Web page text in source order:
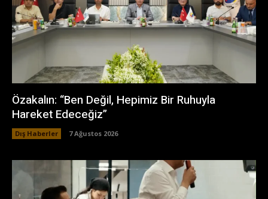
Özakalın: “Ben Değil, Hepimiz Bir Ruhuyla
Hareket Edeceğiz”
Dış Haberler 7 Ağustos 2026